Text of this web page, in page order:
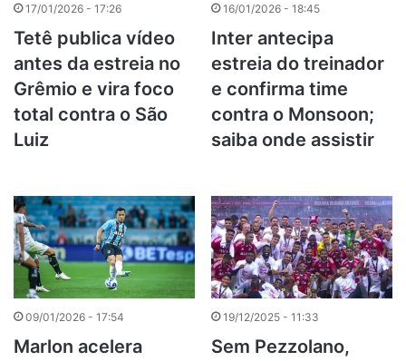
17/01/2026 - 17:26
Tetê publica vídeo
antes da estreia no
Grêmio e vira foco
total contra o São
Luiz
16/01/2026 - 18:45
Inter antecipa
estreia do treinador
e confirma time
contra o Monsoon;
saiba onde assistir
09/01/2026 - 17:54
Marlon acelera
19/12/2025 - 11:33
Sem Pezzolano,